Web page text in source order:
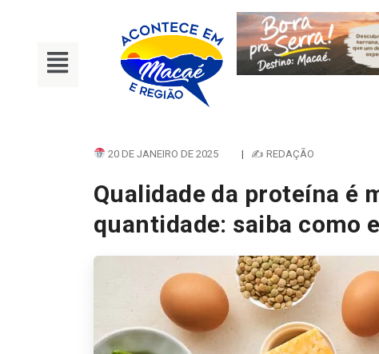
20 DE JANEIRO DE 2025 | ✍ REDAÇÃO
Qualidade da proteína é
quantidade: saiba como